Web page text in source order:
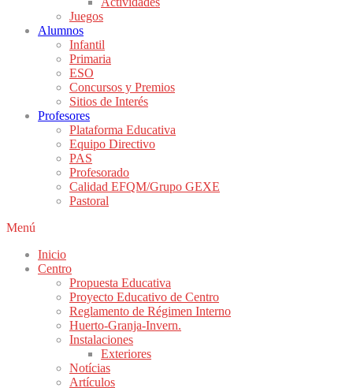
Juegos
Alumnos
Infantil
Primaria
ESO
Concursos y Premios
Sitios de Interés
Profesores
Plataforma Educativa
Equipo Directivo
PAS
Profesorado
Calidad EFQM/Grupo GEXE
Pastoral
Menú
Inicio
Centro
Propuesta Educativa
Proyecto Educativo de Centro
Reglamento de Régimen Interno
Huerto-Granja-Invern.
Instalaciones
Exteriores
Notícias
Artículos